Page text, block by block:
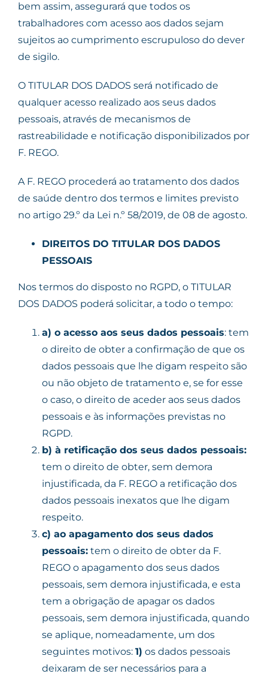
bem assim, assegurará que todos os
trabalhadores com acesso aos dados sejam
sujeitos ao cumprimento escrupuloso do dever
de sigilo.
O TITULAR DOS DADOS será notificado de
qualquer acesso realizado aos seus dados
pessoais, através de mecanismos de
rastreabilidade e notificação disponibilizados por
F. REGO.
A F. REGO procederá ao tratamento dos dados
de saúde dentro dos termos e limites previsto
no artigo 29.º da Lei n.º 58/2019, de 08 de agosto.
DIREITOS DO TITULAR DOS DADOS
PESSOAIS
Nos termos do disposto no RGPD, o TITULAR
DOS DADOS poderá solicitar, a todo o tempo:
a) o acesso aos seus dados pessoais: tem
o direito de obter a confirmação de que os
dados pessoais que lhe digam respeito são
ou não objeto de tratamento e, se for esse
o caso, o direito de aceder aos seus dados
pessoais e às informações previstas no
RGPD.
b) à retificação dos seus dados pessoais:
tem o direito de obter, sem demora
injustificada, da F. REGO a retificação dos
dados pessoais inexatos que lhe digam
respeito.
c) ao apagamento dos seus dados
pessoais: tem o direito de obter da F.
REGO o apagamento dos seus dados
pessoais, sem demora injustificada, e esta
tem a obrigação de apagar os dados
pessoais, sem demora injustificada, quando
se aplique, nomeadamente, um dos
seguintes motivos: 1) os dados pessoais
deixaram de ser necessários para a